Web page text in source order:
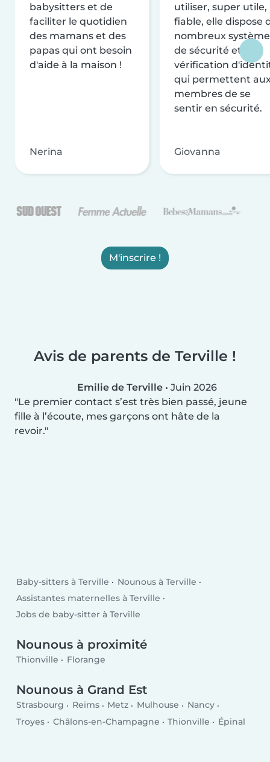
babysitters et de
faciliter le quotidien
des mamans et des
papas qui ont besoin
d'aide à la maison !
Nerina
utiliser, super utile,
fiable, elle dispose
nombreux
de sécurité et de
vérification
qui permettent
membres de se
sentir en sécurité.
Giovanna
M'inscrire !
Avis de parents de Terville !
Emilie de Terville • Juin 2026
Le premier contact s’est très bien passé, jeune
fille à l’écoute, mes garçons ont hâte de la
revoir.
Baby-sitters à Terville
Nounous à Terville
Assistantes maternelles à Terville
Jobs de baby-sitter à Terville
Nounous à proximité
Thionville Florange
Nounous à Grand Est
Strasbourg Reims Metz Mulhouse
Nancy
Troyes
Châlons-en-Champagne Thionville Épinal